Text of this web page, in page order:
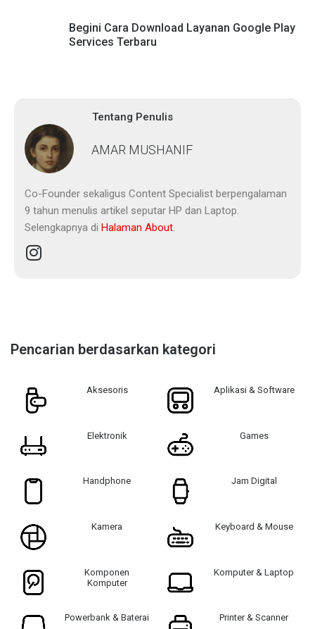
Tentang Penulis
Begini Cara Download Layanan Google Play
Services Terbaru
AMAR MUSHANIF
Co-Founder sekaligus Content Specialist berpengalaman
9 tahun menulis artikel seputar HP dan Laptop.
Selengkapnya di Halaman About.
Pencarian berdasarkan kategori
Aksesoris Aplikasi & Software
Elektronik Games
Handphone Jam Digital
Kamera Keyboard & Mouse
Komponen
Komputer
Komputer & Laptop
Powerbank & Baterai Printer & Scanner